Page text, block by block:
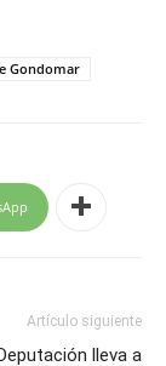
Gondomar
Artículo siguiente
lleva a